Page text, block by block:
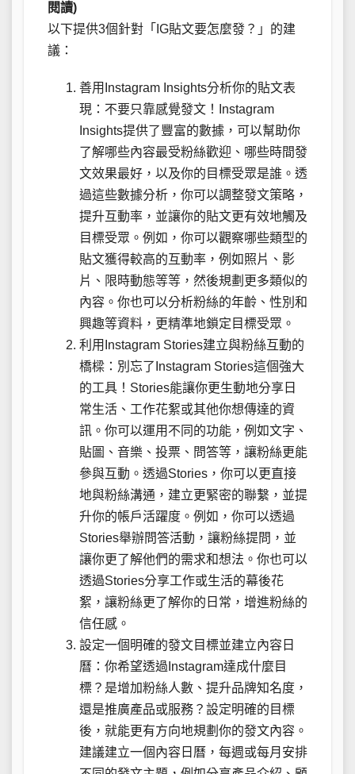
閱讀)
以下提供3個針對「IG貼文要怎麼發？」的建
議：
善用Instagram Insights分析你的貼文表
現：不要只靠感覺發文！Instagram
Insights提供了豐富的數據，可以幫助你
了解哪些內容最受粉絲歡迎、哪些時間發
文效果最好，以及你的目標受眾是誰。透
過這些數據分析，你可以調整發文策略，
提升互動率，並讓你的貼文更有效地觸及
目標受眾。例如，你可以觀察哪些類型的
貼文獲得較高的互動率，例如照片、影
片、限時動態等等，然後規劃更多類似的
內容。你也可以分析粉絲的年齡、性別和
興趣等資料，更精準地鎖定目標受眾。
利用Instagram Stories建立與粉絲互動的
橋樑：別忘了Instagram Stories這個強大
的工具！Stories能讓你更生動地分享日
常生活、工作花絮或其他你想傳達的資
訊。你可以運用不同的功能，例如文字、
貼圖、音樂、投票、問答等，讓粉絲更能
參與互動。透過Stories，你可以更直接
地與粉絲溝通，建立更緊密的聯繫，並提
升你的帳戶活躍度。例如，你可以透過
Stories舉辦問答活動，讓粉絲提問，並
讓你更了解他們的需求和想法。你也可以
透過Stories分享工作或生活的幕後花
絮，讓粉絲更了解你的日常，增進粉絲的
信任感。
設定一個明確的發文目標並建立內容日
曆：你希望透過Instagram達成什麼目
標？是增加粉絲人數、提升品牌知名度，
還是推廣產品或服務？設定明確的目標
後，就能更有方向地規劃你的發文內容。
建議建立一個內容日曆，每週或每月安排